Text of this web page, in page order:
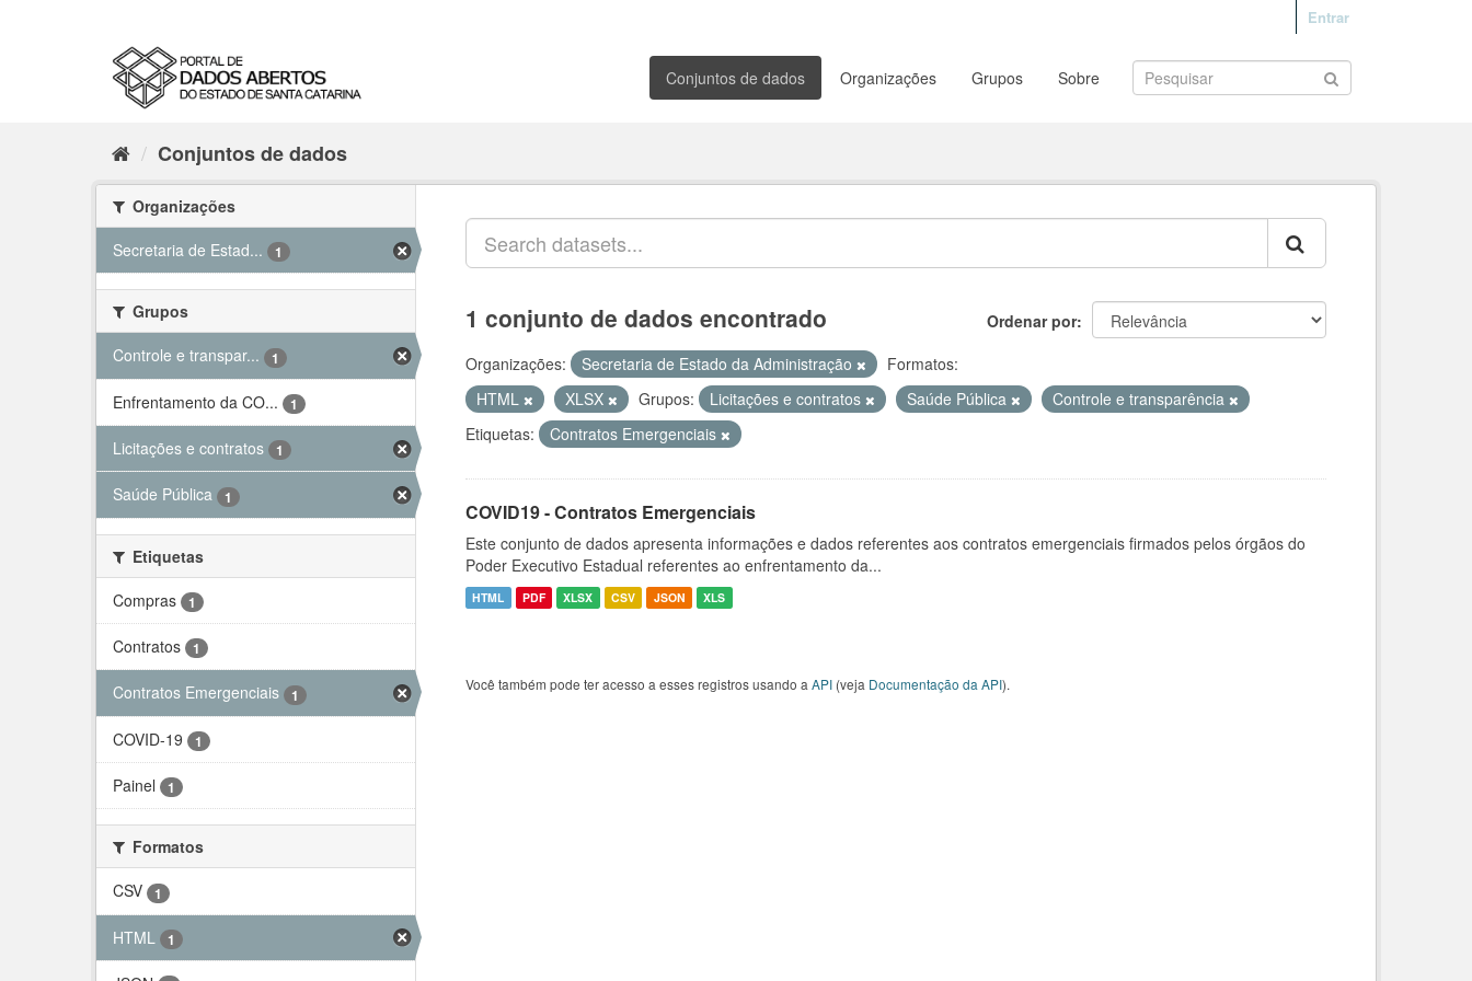
Entrar
Conjuntos de dados Organizações Grupos Sobre
Conjuntos de dados
Organizações
Secretaria de Estad...
1
Grupos
Controle e transpar...
1
Enfrentamento da CO... 1
Licitações e contratos 1
Saúde Pública 1
Etiquetas
Compras
1
Contratos 1
Contratos Emergenciais 1
COVID-19 1
Painel 1
Formatos
CSV
1
HTML 1
Ordenar por
1 conjunto de dados encontrado
Organizações: Secretaria de Estado da Administração
Formatos:
HTML
XLSX Grupos: Licitações e contratos Saúde Pública
Controle e transparência
Etiquetas:
Contratos Emergenciais
COVID19 - Contratos Emergenciais
Este conjunto de dados apresenta informações e dados referentes aos contratos emergenciais firmados pelos órgãos do
Poder Executivo Estadual referentes ao enfrentamento da...
HTML PDF XLSX CSV JSON XLS
Você também pode ter acesso a esses registros usando a API (veja Documentação da API).